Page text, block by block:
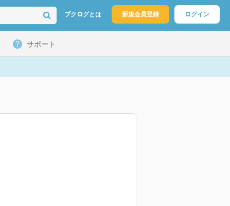
ブクログとは 新規会員登録 ログイン
サポート